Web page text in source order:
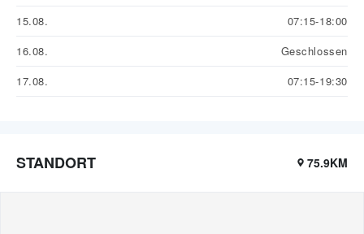
15.08.
07:15-18:00
16.08.
Geschlossen
17.08.
07:15-19:30
STANDORT 75.9KM